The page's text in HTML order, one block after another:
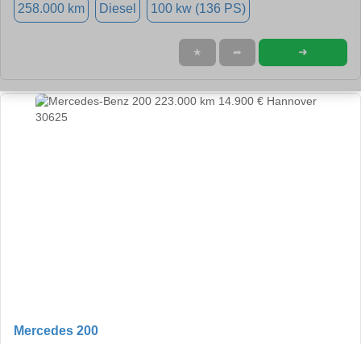
258.000 km Diesel 100 kw (136 PS)
★ ➦ ➜
Mercedes 200